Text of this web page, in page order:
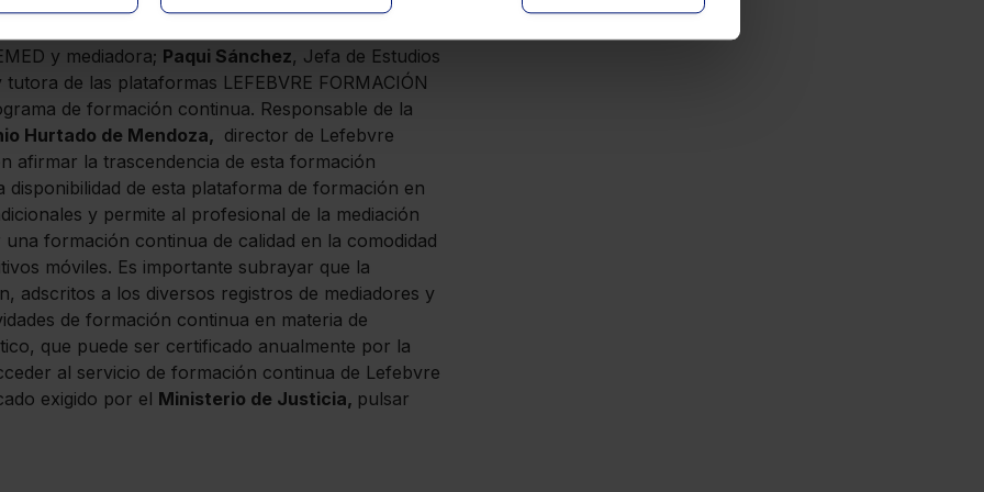
y mediadora; Paqui Sánchez, Jefa de Estudios
de las plataformas LEFEBVRE FORMACIÓN
de formación continua. Responsable de la
Hurtado de Mendoza, director de Lefebvre
afirmar la trascendencia de esta formación
de esta plataforma de formación en
y permite al profesional de la mediación
formación continua de calidad en la comodidad
móviles. Es importante subrayar que la
adscritos a los diversos registros de mediadores y
de formación continua en materia de
que puede ser certificado anualmente por la
al servicio de formación continua de Lefebvre
exigido por el Ministerio de Justicia, pulsar